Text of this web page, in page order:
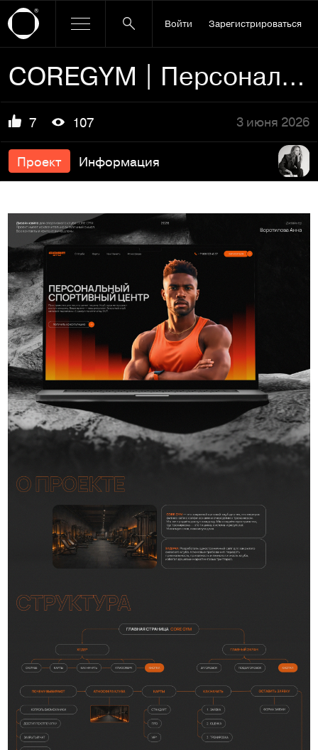
Войти Зарегистрироваться
COREGYM | Персональный спортивный центр
7 107 3 июня 2026
Проект Информация